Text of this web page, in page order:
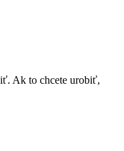
Ak to chcete urobiť,